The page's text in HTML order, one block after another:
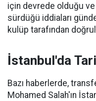
için devrede olduğu
sürdüğü iddiaları
kulüp tarafından
İstanbul'da
Bazı haberlerde,
Mohamed Salah'ın